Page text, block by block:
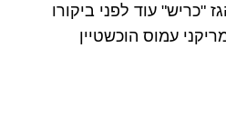
"כריש" עוד לפני ביקורו
עמוס הוכשטיין